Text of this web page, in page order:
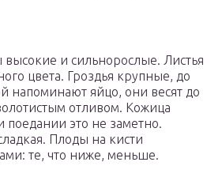
высокие и сильнорослые. Листья
цвета. Гроздья крупные, до
напоминают яйцо, они весят до
отливом. Кожица
поедании это не заметно.
Плоды на кисти
те, что ниже, меньше.